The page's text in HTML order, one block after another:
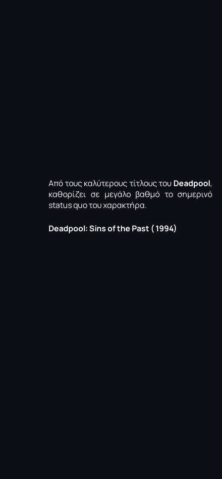
Aπό τους καλύτερους τίτλους του Deadpool,
καθορίζει σε μεγάλο βαθμό το σημερινό
status quo του χαρακτήρα.
Deadpool: Sins of the Past ( 1994)